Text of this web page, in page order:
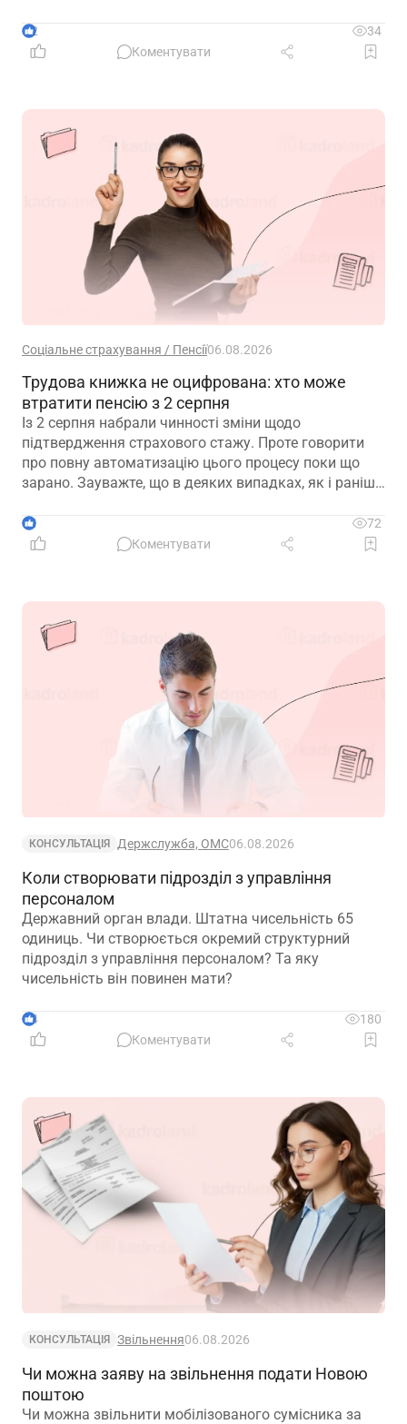
близько 100 законодавчих актів із правом ЄС
2
34
Коментувати
Соціальне страхування / Пенсії06.08.2026
Трудова книжка не оцифрована: хто може
втратити пенсію з 2 серпня
Із 2 серпня набрали чинності зміни щодо
підтвердження страхового стажу. Проте говорити
про повну автоматизацію цього процесу поки що
зарано. Зауважте, що в деяких випадках, як і раніше,
підтвердження стажу і призначення пенсії
1
72
Коментувати
КОНСУЛЬТАЦІЯ Держслужба, ОМС06.08.2026
Коли створювати підрозділ з управління
персоналом
Державний орган влади. Штатна чисельність 65
одиниць. Чи створюється окремий структурний
підрозділ з управління персоналом? Та яку
чисельність він повинен мати?
4
180
Коментувати
КОНСУЛЬТАЦІЯ Звільнення06.08.2026
Чи можна заяву на звільнення подати Новою
поштою
Чи можна звільнити мобілізованого сумісника за